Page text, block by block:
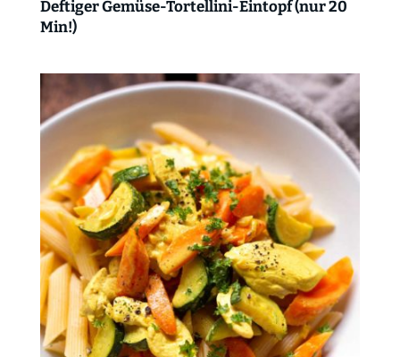
Deftiger Gemüse-Tortellini-Eintopf (nur 20
Min!)